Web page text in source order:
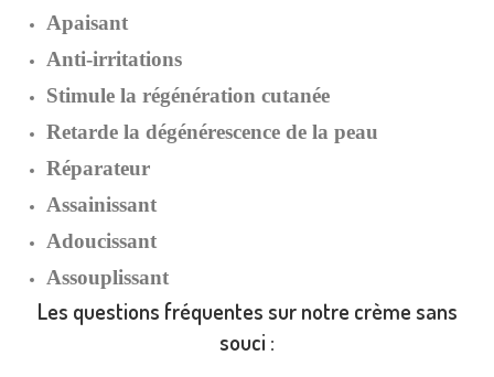
Apaisant
Anti-irritations
Stimule la régénération cutanée
Retarde la dégénérescence de la peau
Réparateur
Assainissant
Adoucissant
Assouplissant
Les questions fréquentes sur notre crème sans
souci :